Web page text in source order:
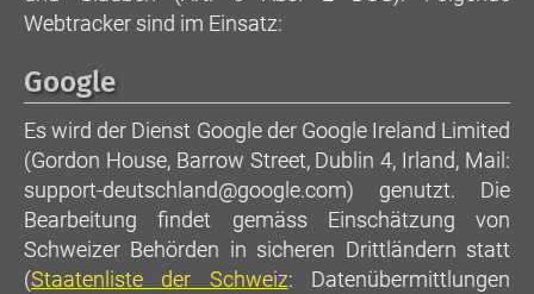
Webtracker sind im Einsatz:
Google
Es wird der Dienst Google der Google Ireland Limited
(Gordon House, Barrow Street, Dublin 4, Irland, Mail:
support-deutschland@google.com) genutzt. Die
Bearbeitung findet gemäss Einschätzung von
Schweizer Behörden in sicheren Drittländern statt
(Staatenliste der Schweiz: Datenübermittlungen